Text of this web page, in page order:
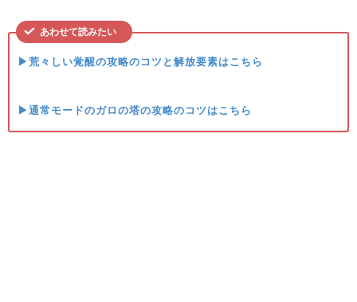
あわせて読みたい
▶荒々しい覚醒の攻略のコツと解放要素はこちら
▶通常モードのガロの塔の攻略のコツはこちら